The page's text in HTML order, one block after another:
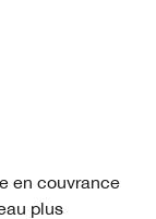
en couvrance
plus